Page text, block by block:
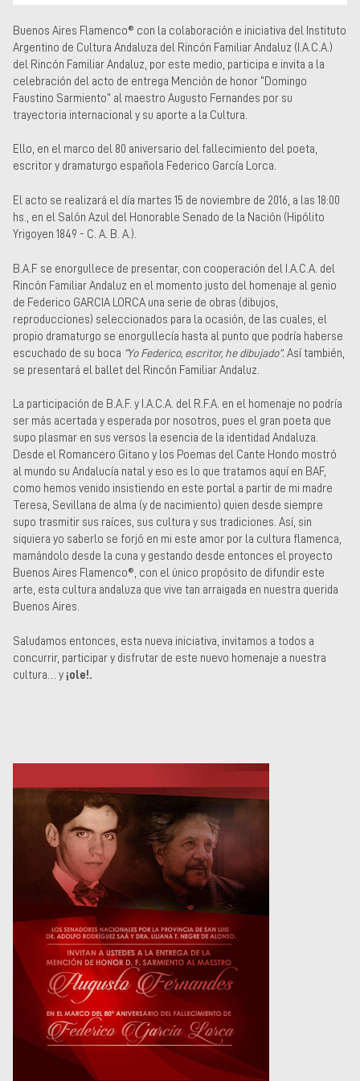
Buenos Aires Flamenco® con la colaboración e iniciativa del Instituto
Argentino de Cultura Andaluza del Rincón Familiar Andaluz (I.A.C.A.)
del Rincón Familiar Andaluz, por este medio, participa e invita a la
celebración del acto de entrega Mención de honor “Domingo
Faustino Sarmiento” al maestro Augusto Fernandes por su
trayectoria internacional y su aporte a la Cultura.
Ello, en el marco del 80 aniversario del fallecimiento del poeta,
escritor y dramaturgo española Federico García Lorca.
El acto se realizará el día martes 15 de noviembre de 2016, a las 18:00
hs., en el Salón Azul del Honorable Senado de la Nación (Hipólito
Yrigoyen 1849 - C. A. B. A.).
B.A.F se enorgullece de presentar, con cooperación del I.A.C.A. del
Rincón Familiar Andaluz en el momento justo del homenaje al genio
de Federico GARCIA LORCA una serie de obras (dibujos,
reproducciones) seleccionados para la ocasión, de las cuales, el
propio dramaturgo se enorgullecía hasta al punto que podría haberse
escuchado de su boca “Yo Federico, escritor, he dibujado”. Así también,
se presentará el ballet del Rincón Familiar Andaluz.
La participación de B.A.F. y I.A.C.A. del R.F.A. en el homenaje no podría
ser más acertada y esperada por nosotros, pues el gran poeta que
supo plasmar en sus versos la esencia de la identidad Andaluza.
Desde el Romancero Gitano y los Poemas del Cante Hondo mostró
al mundo su Andalucía natal y eso es lo que tratamos aquí en BAF,
como hemos venido insistiendo en este portal a partir de mi madre
Teresa, Sevillana de alma (y de nacimiento) quien desde siempre
supo trasmitir sus raíces, sus cultura y sus tradiciones. Así, sin
siquiera yo saberlo se forjó en mi este amor por la cultura flamenca,
mamándolo desde la cuna y gestando desde entonces el proyecto
Buenos Aires Flamenco®, con el único propósito de difundir este
arte, esta cultura andaluza que vive tan arraigada en nuestra querida
Buenos Aires.
Saludamos entonces, esta nueva iniciativa, invitamos a todos a
concurrir, participar y disfrutar de este nuevo homenaje a nuestra
cultura… y ¡ole!.